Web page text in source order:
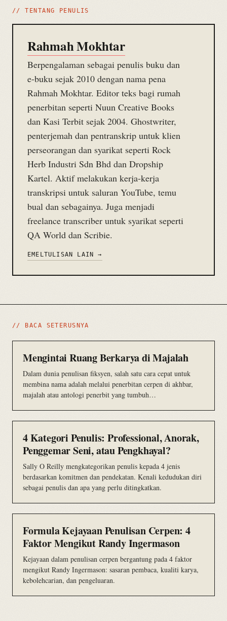
// TENTANG PENULIS
Rahmah Mokhtar
Berpengalaman sebagai penulis buku dan
e-buku sejak 2010 dengan nama pena
Rahmah Mokhtar. Editor teks bagi rumah
penerbitan seperti Nuun Creative Books
dan Kasi Terbit sejak 2004. Ghostwriter,
penterjemah dan pentranskrip untuk klien
perseorangan dan syarikat seperti Rock
Herb Industri Sdn Bhd dan Dropship
Kartel. Aktif melakukan kerja-kerja
transkripsi untuk saluran YouTube, temu
bual dan sebagainya. Juga menjadi
freelance transcriber untuk syarikat seperti
QA World dan Scribie.
EMEL TULISAN LAIN →
// BACA SETERUSNYA
Mengintai Ruang Berkarya di Majalah
Dalam dunia penulisan fiksyen, salah satu cara cepat untuk
membina nama adalah melalui penerbitan cerpen di akhbar,
majalah atau antologi penerbit yang tumbuh…
4 Kategori Penulis: Professional, Anorak,
Penggemar Seni, atau Pengkhayal?
Sally O Reilly mengkategorikan penulis kepada 4 jenis
berdasarkan komitmen dan pendekatan. Kenali kedudukan diri
sebagai penulis dan apa yang perlu ditingkatkan.
Formula Kejayaan Penulisan Cerpen: 4
Faktor Mengikut Randy Ingermason
Kejayaan dalam penulisan cerpen bergantung pada 4 faktor
mengikut Randy Ingermason: sasaran pembaca, kualiti karya,
kebolehcarian, dan pengeluaran.